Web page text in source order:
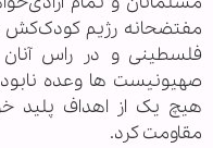
مفتضحانه رژیم
فلسطینی و در راس
صهیونیست ها وعده
هیچ یک از اهداف پلید
مقاومت کرد.